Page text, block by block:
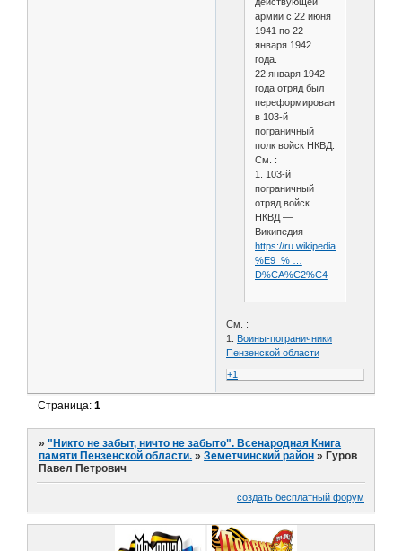
армии с 22 июня
1941 по 22
января 1942
года.
22 января 1942
года отряд был
переформирован
в 103-й
пограничный
полк войск НКВД.
См. :
1. 103-й
пограничный
отряд войск
НКВД —
Википедия
https://ru.wikipedia.org/wiki/103-
%E9_% …
D%CA%C2%C4
См. :
1. Воины-пограничники
Пензенской области
+1
Страница:1
»"Никто не забыт, ничто не забыто". Всенародная Книга
памяти Пензенской области. »Земетчинский район » Гуров
Павел Петрович
создать бесплатный форум